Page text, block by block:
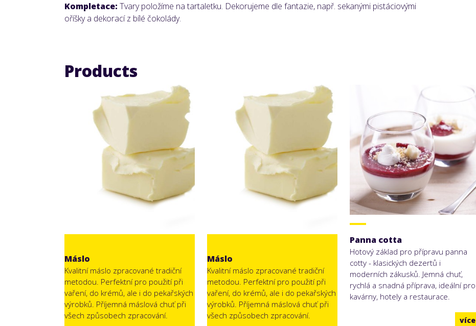
Kompletace: Tvary položíme na tartaletku. Dekorujeme dle fantazie, např. sekanými pistáciovými
oříšky a dekorací z bílé čokolády.
Products
Máslo
Kvalitní máslo zpracované tradiční
metodou. Perfektní pro použití při
vaření, do krémů, ale i do pekařských
výrobků. Příjemná máslová chuť při
všech způsobech zpracování.
Máslo
Kvalitní máslo zpracované tradiční
metodou. Perfektní pro použití při
vaření, do krémů, ale i do pekařských
výrobků. Příjemná máslová chuť při
všech způsobech zpracování.
Panna cotta
Hotový základ pro přípravu panna
cotty - klasických dezertů i
moderních zákusků. Jemná chuť,
rychlá a snadná příprava, ideální pro
kavárny, hotely a restaurace.
více